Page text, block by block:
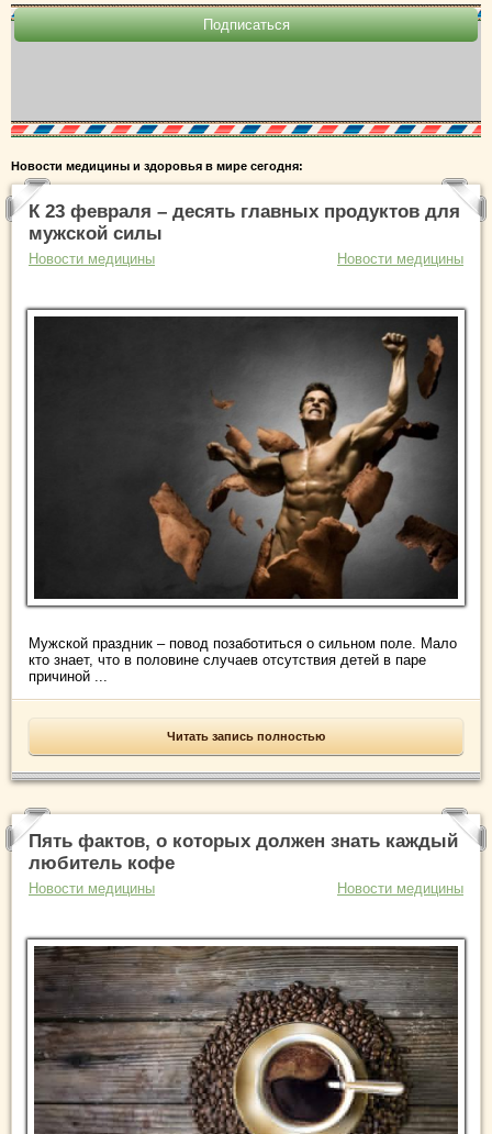
Новости медицины и здоровья в мире сегодня:
К 23 февраля – десять главных продуктов для
мужской силы
Новости медицины Новости медицины
Мужской праздник – повод позаботиться о сильном поле. Мало
кто знает, что в половине случаев отсутствия детей в паре
причиной ...
Читать запись полностью
Пять фактов, о которых должен знать каждый
любитель кофе
Новости медицины Новости медицины